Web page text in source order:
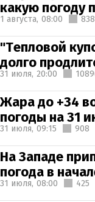
какую погоду
1 августа, 08:00 838
"Тепловой
долго
31 июля, 20:00
Жара до +34
погоды на 31
31 июля, 09:15 908
На Западе
погода в
31 июля, 08:00 425